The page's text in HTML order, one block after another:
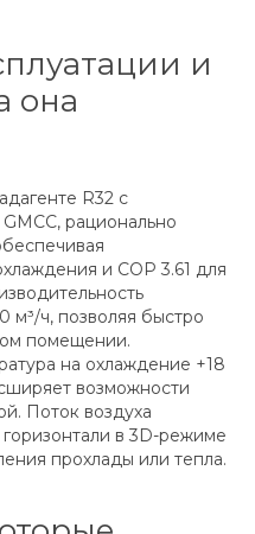
и
она
R32 с
рационально
и COP 3.61 для
м³/ч, позволяя быстро
помещении.
на охлаждение +18
возможности
Поток воздуха
в 3D-режиме
прохлады или тепла.